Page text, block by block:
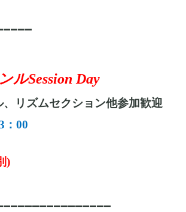
ルSession Day
リズムセクション他参加歓迎
：00
)